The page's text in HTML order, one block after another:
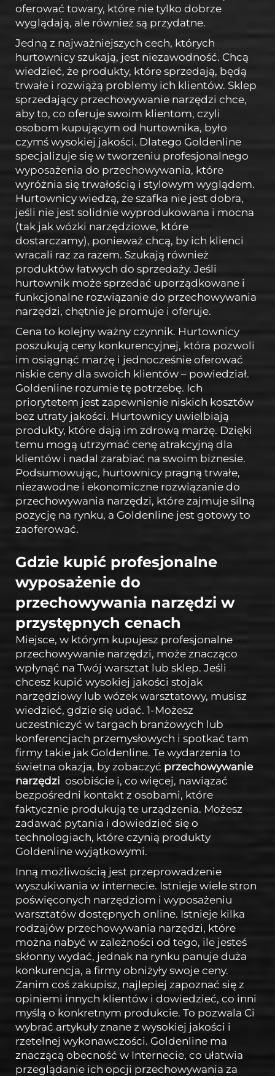
oferować towary, które nie tylko dobrze
wyglądają, ale również są przydatne.
Jedną z najważniejszych cech, których
hurtownicy szukają, jest niezawodność. Chcą
wiedzieć, że produkty, które sprzedają, będą
trwałe i rozwiążą problemy ich klientów. Sklep
sprzedający przechowywanie narzędzi chce,
aby to, co oferuje swoim klientom, czyli
osobom kupującym od hurtownika, było
czymś wysokiej jakości. Dlatego Goldenline
specjalizuje się w tworzeniu profesjonalnego
wyposażenia do przechowywania, które
wyróżnia się trwałością i stylowym wyglądem.
Hurtownicy wiedzą, że szafka nie jest dobra,
jeśli nie jest solidnie wyprodukowana i mocna
(tak jak wózki narzędziowe, które
dostarczamy), ponieważ chcą, by ich klienci
wracali raz za razem. Szukają również
produktów łatwych do sprzedaży. Jeśli
hurtownik może sprzedać uporządkowane i
funkcjonalne rozwiązanie do przechowywania
narzędzi, chętnie je promuje i oferuje.
Cena to kolejny ważny czynnik. Hurtownicy
poszukują ceny konkurencyjnej, która pozwoli
im osiągnąć marżę i jednocześnie oferować
niskie ceny dla swoich klientów – powiedział.
Goldenline rozumie tę potrzebę. Ich
priorytetem jest zapewnienie niskich kosztów
bez utraty jakości. Hurtownicy uwielbiają
produkty, które dają im zdrową marżę. Dzięki
temu mogą utrzymać cenę atrakcyjną dla
klientów i nadal zarabiać na swoim biznesie.
Podsumowując, hurtownicy pragną trwałe,
niezawodne i ekonomiczne rozwiązanie do
przechowywania narzędzi, które zajmuje silną
pozycję na rynku, a Goldenline jest gotowy to
zaoferować.
Gdzie kupić profesjonalne
wyposażenie do
przechowywania narzędzi w
przystępnych cenach
Miejsce, w którym kupujesz profesjonalne
przechowywanie narzędzi, może znacząco
wpłynąć na Twój warsztat lub sklep. Jeśli
chcesz kupić wysokiej jakości stojak
narzędziowy lub wózek warsztatowy, musisz
wiedzieć, gdzie się udać. 1-Możesz
uczestniczyć w targach branżowych lub
konferencjach przemysłowych i spotkać tam
firmy takie jak Goldenline. Te wydarzenia to
świetna okazja, by zobaczyć przechowywanie
narzędzi osobiście i, co więcej, nawiązać
bezpośredni kontakt z osobami, które
faktycznie produkują te urządzenia. Możesz
zadawać pytania i dowiedzieć się o
technologiach, które czynią produkty
Goldenline wyjątkowymi.
Inną możliwością jest przeprowadzenie
wyszukiwania w internecie. Istnieje wiele stron
poświęconych narzędziom i wyposażeniu
warsztatów dostępnych online. Istnieje kilka
rodzajów przechowywania narzędzi, które
można nabyć w zależności od tego, ile jesteś
skłonny wydać, jednak na rynku panuje duża
konkurencja, a firmy obniżyły swoje ceny.
Zanim coś zakupisz, najlepiej zapoznać się z
opiniemi innych klientów i dowiedzieć, co inni
myślą o konkretnym produkcie. To pozwala Ci
wybrać artykuły znane z wysokiej jakości i
rzetelnej wykonawczości. Goldenline ma
znaczącą obecność w Internecie, co ułatwia
przeglądanie ich opcji przechowywania za